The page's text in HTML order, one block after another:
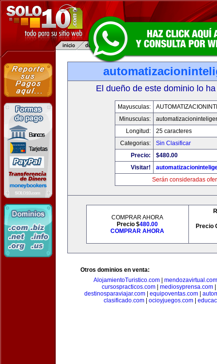
El dueño de este dominio lo
Mayusculas:
Minusculas:
Longitud:
25 caracteres
Categorias:
Sin Clasificar
Precio:
$480.00
Visitar!
Serán consideradas
COMPRAR AHORA
Precio $480.00
COMPRAR AHORA
Precio
Otros dominios en venta:
AlojamientoTuristico.com
mendozavirtual.com
cursospracticos.com| mediosyprensa.com|
destinosparaviajar.com
equipoventas.com
clasificado.com
ocioyjuegos.com